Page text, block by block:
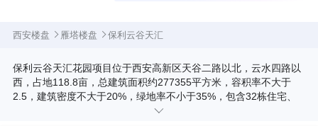
西安楼盘 雁塔楼盘 保利云谷天汇
保利云谷天汇花园项目位于西安高新区天谷二路以北，云水四路以
西，占地118.8亩，总建筑面积约277355平方米，容积率不大于
2.5，建筑密度不大于20%，绿地率不小于35%，包含32栋住宅、
幼儿园、配套设施及部分临街商业，最大层数26层。 宗地地籍编号